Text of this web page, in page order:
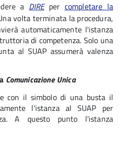
a DIREper completare la
volta terminata la procedura,
automaticamente l'istanza
di competenza. Solo una
al SUAP assumerà valenza
Comunicazione Unica
con il simbolo di una busta il
l'istanza al SUAP per
A questo punto l'istanza